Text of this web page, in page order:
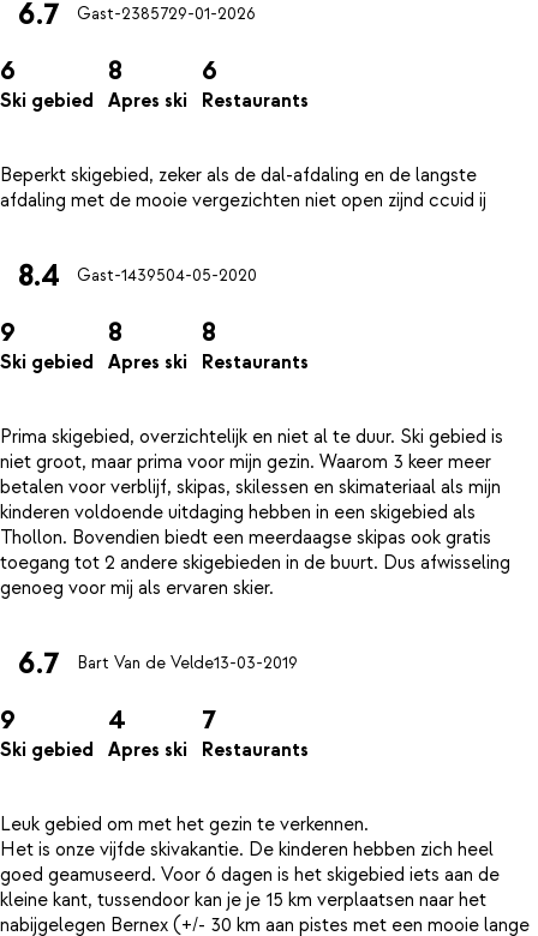
6.7 Gast-2385729-01-2026
6
Ski gebied
8
Apres ski
6
Restaurants
Beperkt skigebied, zeker als de dal-afdaling en de langste
8.4 Gast-1439504-05-2020
9
Ski gebied
8
Apres ski
8
Restaurants
Prima skigebied, overzichtelijk en niet al te duur. Ski gebied is
niet groot, maar prima voor mijn gezin. Waarom 3 keer meer
betalen voor verblijf, skipas, skilessen en skimateriaal als mijn
kinderen voldoende uitdaging hebben in een skigebied als
Thollon. Bovendien biedt een meerdaagse skipas ook gratis
toegang tot 2 andere skigebieden in de buurt. Dus afwisseling
6.7 Bart Van de Velde13-03-2019
9
Ski gebied
4
Apres ski
7
Restaurants
Leuk gebied om met het gezin te verkennen.
Het is onze vijfde skivakantie. De kinderen hebben zich heel
goed geamuseerd. Voor 6 dagen is het skigebied iets aan de
kleine kant, tussendoor kan je je 15 km verplaatsen naar het
nabijgelegen Bernex (+/- 30 km aan pistes met een mooie lange